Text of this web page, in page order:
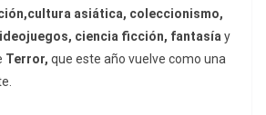
asiática, coleccionismo,
ciencia ficción, fantasía y
Terror, que este año vuelve como una